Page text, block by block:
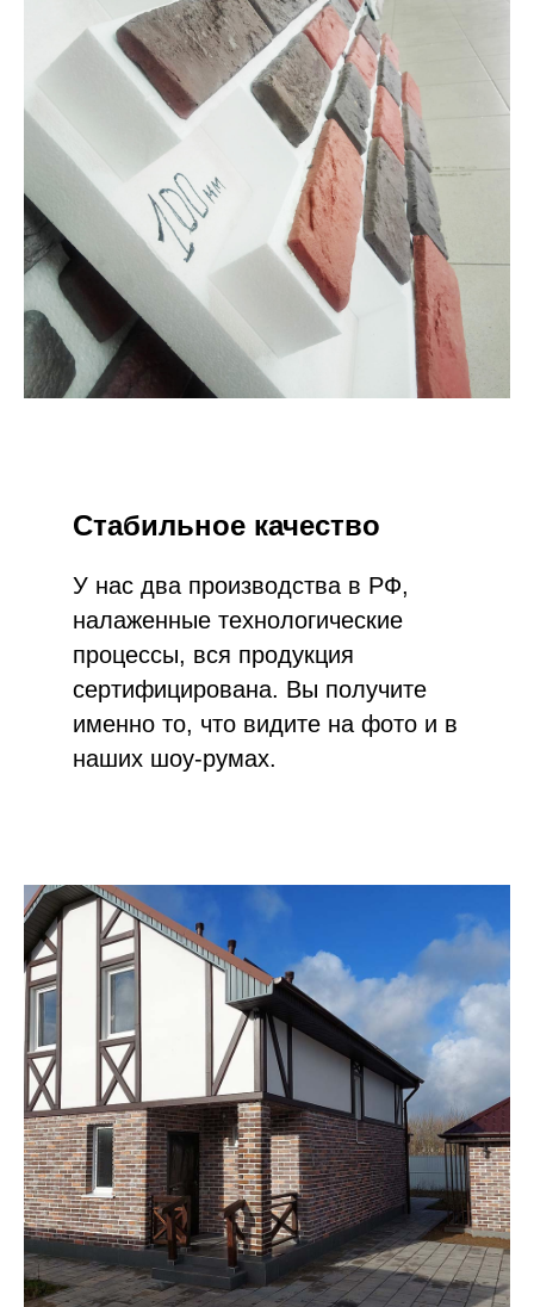
Стабильное качество
У нас два производства в РФ,
налаженные технологические
процессы, вся продукция
сертифицирована. Вы получите
именно то, что видите на фото и в
наших шоу-румах.